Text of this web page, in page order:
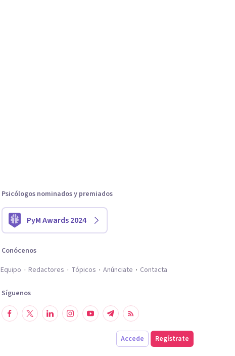
Psicólogos nominados y premiados
PyM Awards 2024
Conócenos
Equipo
Redactores Tópicos Anúnciate Contacta
Síguenos
Accede Regístrate